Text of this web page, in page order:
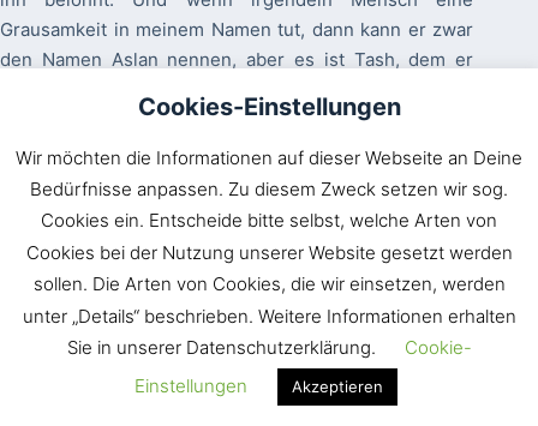
Grausamkeit in meinem Namen tut, dann kann er zwar
den Namen Aslan nennen, aber es ist Tash, dem er
Verstehst du, Kind? Ich sagte: Herr, du weißt, wie sehr
ich verstehe. Doch ich sagte auch (weil die Wahrheit
mich zwang): Ja, ich habe all meine Tage Tash gesucht.
Geliebter, sagte der Herrliche, wenn dein eigentliches
nicht so lange und so ernsthaft gesucht. Denn alle
finden, was sie in Wahrheit suchen.
In dem Buch sterben die Kinder tatsächlich und treten
in den Himmel ein. Wie wir aus der zitierten Passage
entnehmen können, gilt das natürlich auch für alle
Cookies-Einstellungen
Wir möchten die Informationen auf dieser Webseite an Deine
Bedürfnisse anpassen. Zu diesem Zweck setzen wir sog.
Cookies ein. Entscheide bitte selbst, welche Arten von
Cookies bei der Nutzung unserer Website gesetzt werden
sollen. Die Arten von Cookies, die wir einsetzen, werden
unter „Details“ beschrieben. Weitere Informationen erhalten
Sie in unserer Datenschutzerklärung.
Cookie-
Einstellungen
Akzeptieren